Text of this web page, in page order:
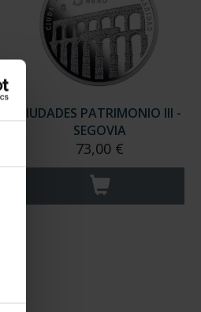
CIUDADES PATRIMONIO III -
SEGOVIA
73,00 €